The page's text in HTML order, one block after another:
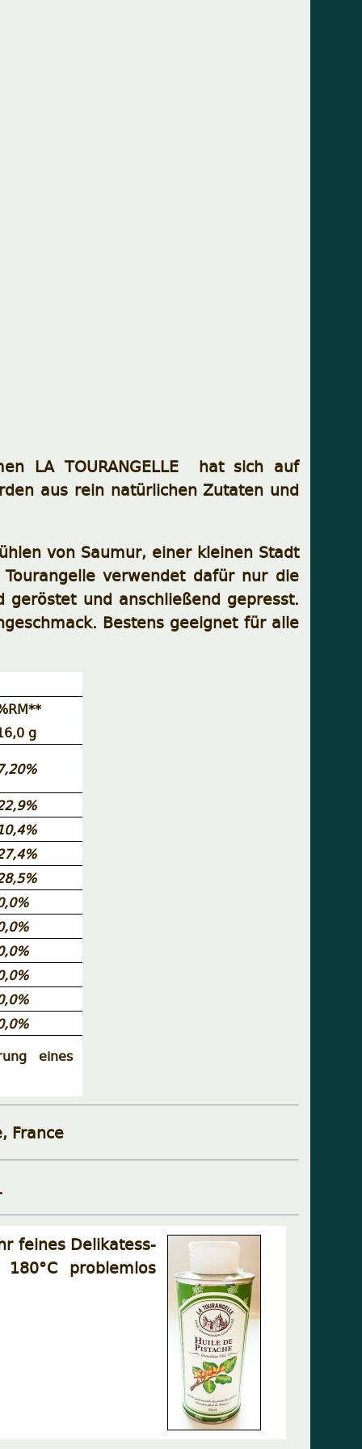
LA TOURANGELLE hat sich auf
aus rein natürlichen Zutaten und
von Saumur, einer kleinen Stadt
verwendet dafür nur die
und anschließend gepresst.
Bestens geeignet für alle
g
eines
France
feines Delikatess-
problemlos